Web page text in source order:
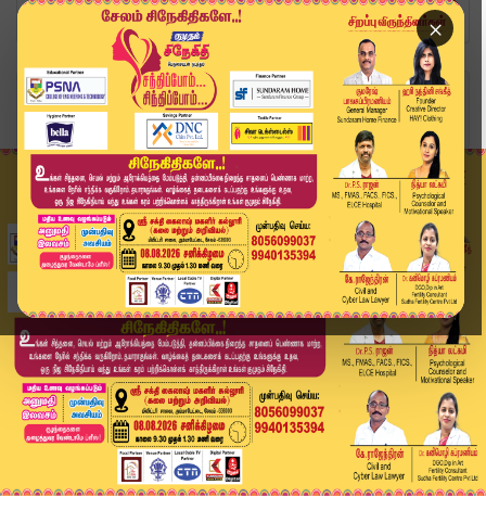
×
Home
வீடியோ ஸ்டோரி
SPEED NEWS TAMIL | 29 APR 2026 | விரைவுச் செய்த...